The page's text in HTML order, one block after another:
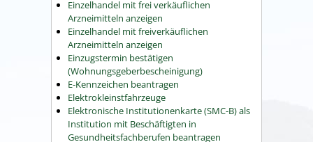
Einzelhandel mit frei verkäuflichen
Arzneimitteln anzeigen
Einzelhandel mit freiverkäuflichen
Arzneimitteln anzeigen
Einzugstermin bestätigen
(Wohnungsgeberbescheinigung)
E-Kennzeichen beantragen
Elektrokleinstfahrzeuge
Elektronische Institutionenkarte (SMC-B) als
Institution mit Beschäftigten in
Gesundheitsfachberufen beantragen